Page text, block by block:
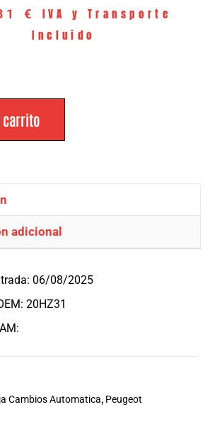
€
IVA y Transporte
Incluido
carrito
adicional
06/08/2025
20HZ31
Cambios Automatica, Peugeot